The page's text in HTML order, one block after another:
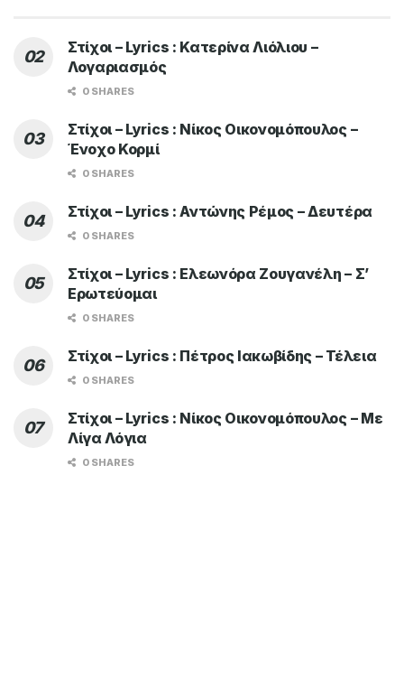
Στίχοι – Lyrics : Κατερίνα Λιόλιου –
Λογαριασμός
0 SHARES
Στίχοι – Lyrics : Νίκος Οικονομόπουλος –
Ένοχο Κορμί
0 SHARES
Στίχοι – Lyrics : Αντώνης Ρέμος – Δευτέρα
0 SHARES
Στίχοι – Lyrics : Ελεωνόρα Ζουγανέλη – Σ’
Ερωτεύομαι
0 SHARES
Στίχοι – Lyrics : Πέτρος Ιακωβίδης – Τέλεια
0 SHARES
Στίχοι – Lyrics : Νίκος Οικονομόπουλος – Με
Λίγα Λόγια
0 SHARES